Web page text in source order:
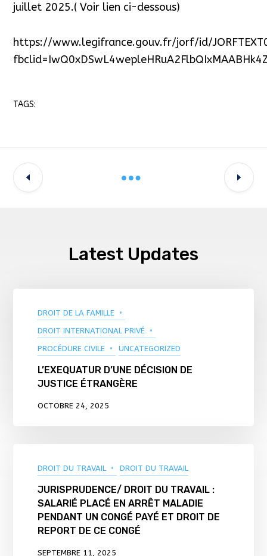
juillet 2025.( Voir lien ci-dessous)
https://www.legifrance.gouv.fr/jorf/id/
TAGS:
Latest Updates
DROIT DE LA FAMILLE
DROIT INTERNATIONAL PRIVÉ
PROCÉDURE CIVILE
UNCATEGORIZED
L’EXEQUATUR D’UNE DÉCISION DE
JUSTICE ÉTRANGÈRE
OCTOBRE 24, 2025
DROIT DU TRAVAIL DROIT DU TRAVAIL
JURISPRUDENCE/ DROIT DU TRAVAIL :
SALARIÉ PLACÉ EN ARRÊT MALADIE
PENDANT UN CONGÉ PAYÉ ET DROIT DE
REPORT DE CE CONGÉ
SEPTEMBRE 11, 2025